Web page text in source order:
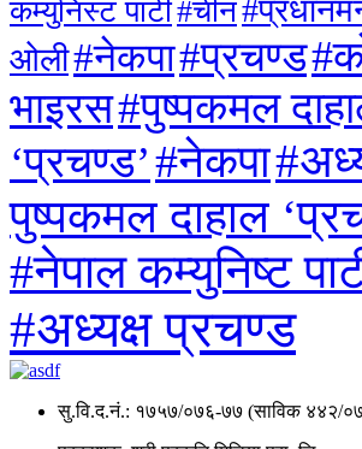
कम्युनिस्ट पार्टी#चीन
ओली#नेकपा#प्रचण्ड
भाइरस#पुष्पकमल
‘प्रचण्ड’#नेकपा
पुष्पकमल दाहाल
#नेपाल कम्युनिष्ट
#अध्यक्ष प्रचण्ड
सु.वि.द.नं.: १७५७/०७६-७७ (साविक ४४२/